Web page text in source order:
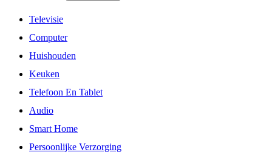
Televisie
Computer
Huishouden
Keuken
Telefoon En Tablet
Audio
Smart Home
Persoonlijke Verzorging